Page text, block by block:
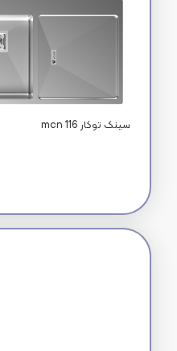
mcn 116 سینک توکار